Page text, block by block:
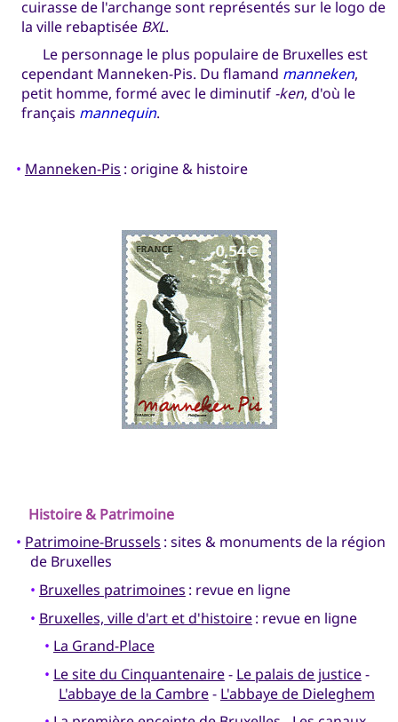
cuirasse de l'archange sont représentés sur le logo de
la ville rebaptisée BXL.
Le personnage le plus populaire de Bruxelles est
cependant Manneken-Pis. Du flamand manneken,
petit homme, formé avec le diminutif -ken, d'où le
français mannequin.
• Manneken-Pis : origine & histoire
Histoire & Patrimoine
• Patrimoine-Brussels : sites & monuments de la région
de Bruxelles
• Bruxelles patrimoines : revue en ligne
• Bruxelles, ville d'art et d'histoire: revue en ligne
• La Grand-Place
• Le site du Cinquantenaire- Le palais de justice-
L'abbaye de la Cambre- L'abbaye de Dieleghem